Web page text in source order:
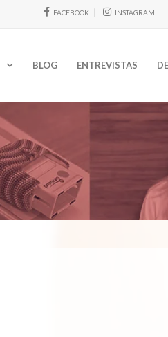
FACEBOOK INSTAGRAM
BLOG ENTREVISTAS